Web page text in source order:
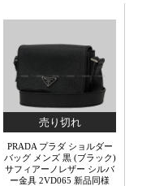
PRADA プラダ ショルダー
バッグ メンズ 黒 (ブラック)
サフィアーノレザー シルバ
ー金具 2VD065 新品同様